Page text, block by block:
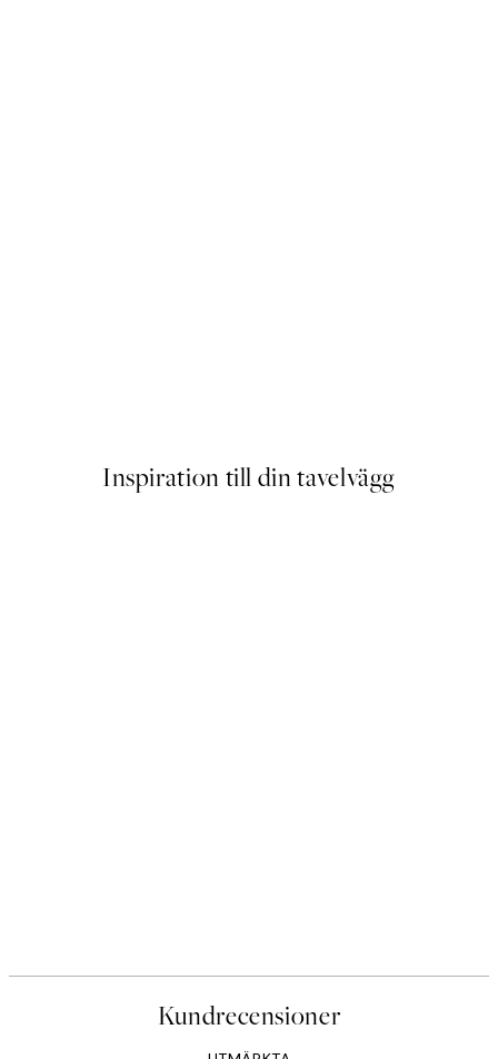
Inspiration till din tavelvägg
Kundrecensioner